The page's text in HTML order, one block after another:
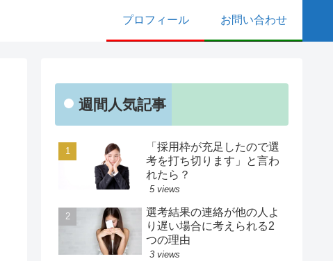
プロフィール お問い合わせ
週間人気記事
「採用枠が充足したので選
考を打ち切ります」と言わ
れたら？
5 views
選考結果の連絡が他の人よ
り遅い場合に考えられる2
つの理由
3 views